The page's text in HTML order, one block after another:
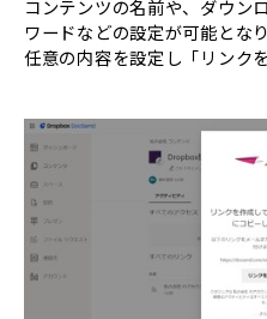
コンテンツの名前や、ダウン
ワードなどの設定が可能とな
任意の内容を設定し「リンク